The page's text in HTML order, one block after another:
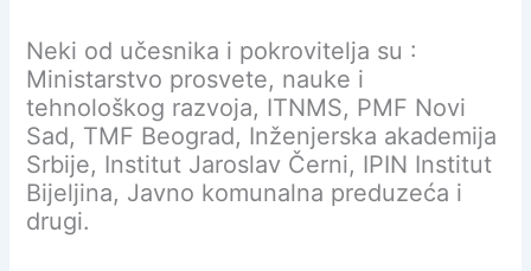
Neki od učesnika i pokrovitelja su :
Ministarstvo prosvete, nauke i
tehnološkog razvoja, ITNMS, PMF Novi
Sad, TMF Beograd, Inženjerska akademija
Srbije, Institut Jaroslav Černi, IPIN Institut
Bijeljina, Javno komunalna preduzeća i
drugi.